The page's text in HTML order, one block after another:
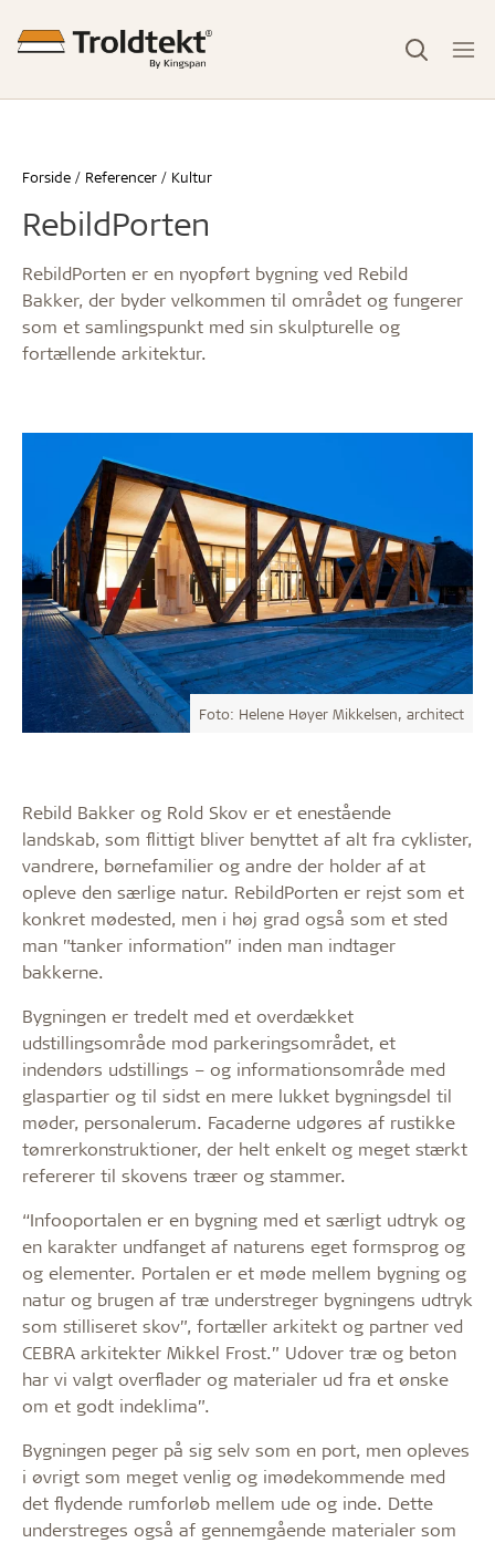
Forside Referencer Kultur
RebildPorten
RebildPorten er en nyopført bygning ved Rebild
Bakker, der byder velkommen til området og fungerer
som et samlingspunkt med sin skulpturelle og
fortællende arkitektur.
Foto: Helene Høyer Mikkelsen, architect
Rebild Bakker og Rold Skov er et enestående
landskab, som flittigt bliver benyttet af alt fra cyklister,
vandrere, børnefamilier og andre der holder af at
opleve den særlige natur. RebildPorten er rejst som et
konkret mødested, men i høj grad også som et sted
man ”tanker information” inden man indtager
bakkerne.
Bygningen er tredelt med et overdækket
udstillingsområde mod parkeringsområdet, et
indendørs udstillings – og informationsområde med
glaspartier og til sidst en mere lukket bygningsdel til
møder, personalerum. Facaderne udgøres af rustikke
tømrerkonstruktioner, der helt enkelt og meget stærkt
refererer til skovens træer og stammer.
“Infooportalen er en bygning med et særligt udtryk og
en karakter undfanget af naturens eget formsprog og
og elementer. Portalen er et møde mellem bygning og
natur og brugen af træ understreger bygningens udtryk
som stilliseret skov”, fortæller arkitekt og partner ved
CEBRA arkitekter Mikkel Frost.” Udover træ og beton
har vi valgt overflader og materialer ud fra et ønske
om et godt indeklima”.
Bygningen peger på sig selv som en port, men opleves
i øvrigt som meget venlig og imødekommende med
det flydende rumforløb mellem ude og inde. Dette
understreges også af gennemgående materialer som